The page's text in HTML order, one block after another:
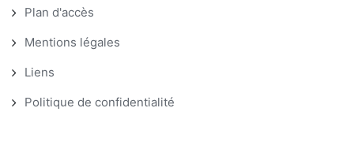
Plan d'accès
Mentions légales
Liens
Politique de confidentialité